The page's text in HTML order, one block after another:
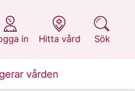
in
1177.se
Hitta vård
på 1177.se
Sök
på 1177.se
vården